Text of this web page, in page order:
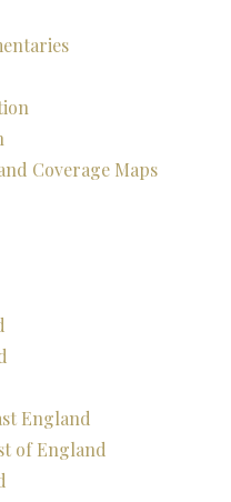
Coverage Maps
England
of England